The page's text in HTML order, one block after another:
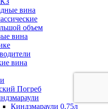
вина
объем
вина
вина
Погреб
Киндзмараули 0,75л